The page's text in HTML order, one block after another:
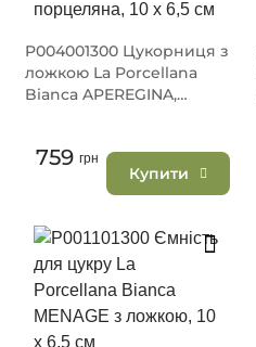
P004001300 Цукорниця з
ложкою La Porcellana
Bianca APEREGINA,
759 грн
Купити